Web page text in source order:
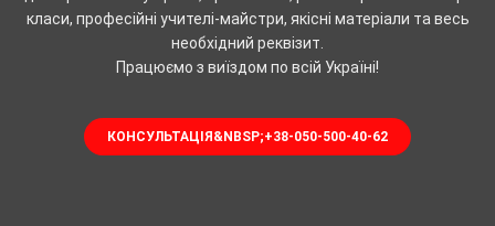
класи, професійні учителі-майстри, якісні матеріали та весь
необхідний реквізит.
Працюємо з виїздом по всій Україні!
КОНСУЛЬТАЦІЯ&NBSP;+38-050-500-40-62